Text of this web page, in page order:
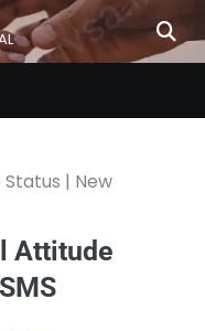
| New
Attitude